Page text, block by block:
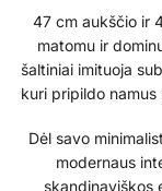
47 cm aukščio ir
matomu ir
šaltiniai imituoja
kuri pripildo namus
Dėl savo
modernaus
skandinaviškos